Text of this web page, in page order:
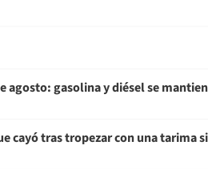
agosto: gasolina y diésel se
cayó tras tropezar con una tarima